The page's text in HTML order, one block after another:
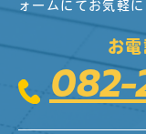
ォームにてお気軽
お
082-